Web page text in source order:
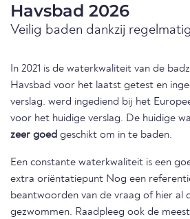
Havsbad 2026
Veilig baden dankzij
In 2021 is de waterkwaliteit van de
Havsbad voor het laatst getest en
verslag. werd ingediend bij het
voor het huidige verslag. De huidige
zeer goed geschikt om in te baden.
Een constante waterkwaliteit is een
extra oriëntatiepunt Nog een
beantwoorden van de vraag of hier al
gezwommen. Raadpleeg ook de